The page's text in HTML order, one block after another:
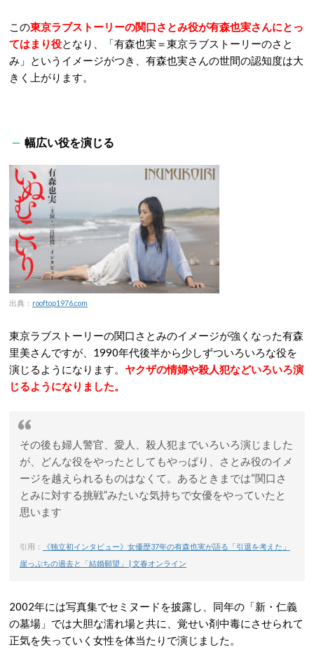
この東京ラブストーリーの関口さとみ役が有森也実さんにとっ
てはまり役となり、「有森也実＝東京ラブストーリーのさと
み」というイメージがつき、有森也実さんの世間の認知度は大
きく上がります。
幅広い役を演じる
出典： rooftop1976.com
東京ラブストーリーの関口さとみのイメージが強くなった有森
里美さんですが、1990年代後半から少しずついろいろな役を
演じるようになります。 ヤクザの情婦や殺人犯などいろいろ演
じるようになりました。
その後も婦人警官、愛人、殺人犯までいろいろ演じました
が、どんな役をやったとしてもやっぱり、さとみ役のイメ
ージを越えられるものはなくて。あるときまでは“関口さ
とみに対する挑戦”みたいな気持ちで女優をやっていたと
思います
引用：
《独立初インタビュー》女優歴37年の有森也実が語る「引退を考えた」
崖っぷちの過去と「結婚願望」 | 文春オンライン
2002年には写真集でセミヌードを披露し、同年の「新・仁義
の墓場」では大胆な濡れ場と共に、覚せい剤中毒にさせられて
正気を失っていく女性を体当たりで演じました。